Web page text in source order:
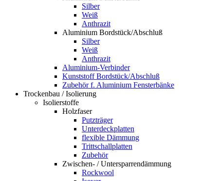
Silber
Weiß
Anthrazit
Aluminium Bordstück/Abschluß
Silber
Weiß
Anthrazit
Aluminium-Verbinder
Kunststoff Bordstück/Abschluß
Zubehör f. Aluminium Fensterbänke
Trockenbau / Isolierung
Isolierstoffe
Holzfaser
Putzträger
Unterdeckplatten
flexible Dämmung
Trittschallplatten
Zubehör
Zwischen- / Untersparrendämmung
Rockwool